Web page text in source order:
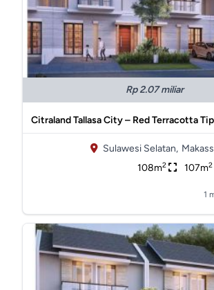
Rp 2.07 miliar
Citraland Tallasa City – Red Terracotta
Sulawesi Selatan,
108m2 107m2
1